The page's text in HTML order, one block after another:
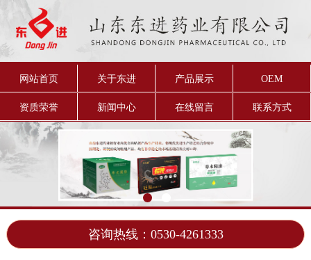
网站首页 关于东进 产品展示 OEM
资质荣誉 新闻中心 在线留言 联系方式
咨询热线：0530-4261333